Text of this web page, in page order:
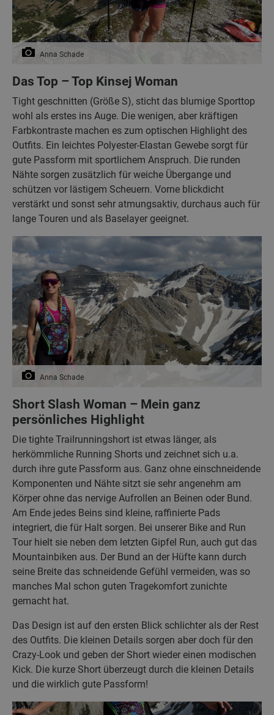
Anna Schade
Das Top – Top Kinsej Woman
Tight geschnitten (Größe S), sticht das blumige Sporttop
wohl als erstes ins Auge. Die wenigen, aber kräftigen
Farbkontraste machen es zum optischen Highlight des
Outfits. Ein leichtes Polyester-Elastan Gewebe sorgt für
gute Passform mit sportlichem Anspruch. Die runden
Nähte sorgen zusätzlich für weiche Übergange und
schützen vor lästigem Scheuern. Vorne blickdicht
verstärkt und sonst sehr atmungsaktiv, durchaus auch für
lange Touren und als Baselayer geeignet.
Anna Schade
Short Slash Woman – Mein ganz
persönliches Highlight
Die tighte Trailrunningshort ist etwas länger, als
herkömmliche Running Shorts und zeichnet sich u.a.
durch ihre gute Passform aus. Ganz ohne einschneidende
Komponenten und Nähte sitzt sie sehr angenehm am
Körper ohne das nervige Aufrollen an Beinen oder Bund.
Am Ende jedes Beins sind kleine, raffinierte Pads
integriert, die für Halt sorgen. Bei unserer Bike and Run
Tour hielt sie neben dem letzten Gipfel Run, auch gut das
Mountainbiken aus. Der Bund an der Hüfte kann durch
seine Breite das schneidende Gefühl vermeiden, was so
manches Mal schon guten Tragekomfort zunichte
gemacht hat.
Das Design ist auf den ersten Blick schlichter als der Rest
des Outfits. Die kleinen Details sorgen aber doch für den
Crazy-Look und geben der Short wieder einen modischen
Kick. Die kurze Short überzeugt durch die kleinen Details
und die wirklich gute Passform!